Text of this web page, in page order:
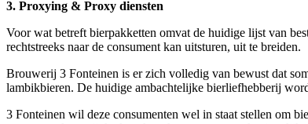
3. Proxying & Proxy diensten
Voor wat betreft bierpakketten omvat de huidige lijst van
rechtstreeks naar de consument kan uitsturen, uit te breiden.
Brouwerij 3 Fonteinen is er zich volledig van bewust dat
lambikbieren. De huidige ambachtelijke bierliefhebberij
3 Fonteinen wil deze consumenten wel in staat stellen om